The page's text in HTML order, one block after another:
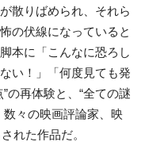
散りばめられ、それら
の伏線になっていると
本に「こんなに恐ろし
い！」「何度見ても発
の再体験と、“全ての謎
数々の映画評論家、映
れた作品だ。